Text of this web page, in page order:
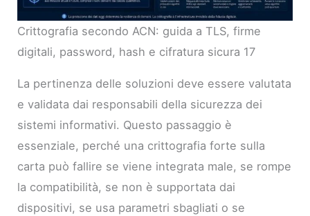
Crittografia secondo ACN: guida a TLS, firme
digitali, password, hash e cifratura sicura 17
La pertinenza delle soluzioni deve essere valutata
e validata dai responsabili della sicurezza dei
sistemi informativi. Questo passaggio è
essenziale, perché una crittografia forte sulla
carta può fallire se viene integrata male, se rompe
la compatibilità, se non è supportata dai
dispositivi, se usa parametri sbagliati o se